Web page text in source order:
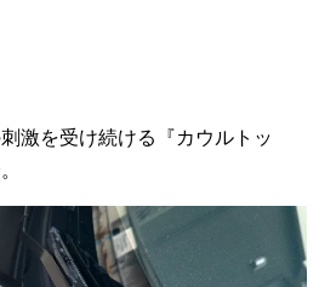
激を受け続ける『カウルトッ